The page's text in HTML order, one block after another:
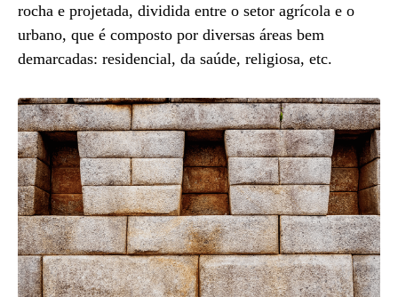
rocha e projetada, dividida entre o setor agrícola e o
urbano, que é composto por diversas áreas bem
demarcadas: residencial, da saúde, religiosa, etc.